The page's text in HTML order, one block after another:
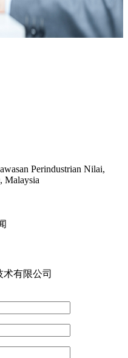
Perindustrian Nilai,
Malaysia
术有限公司